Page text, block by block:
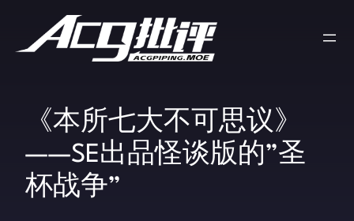
《本所七大不可思议》
——SE出品怪谈版的”圣
杯战争”